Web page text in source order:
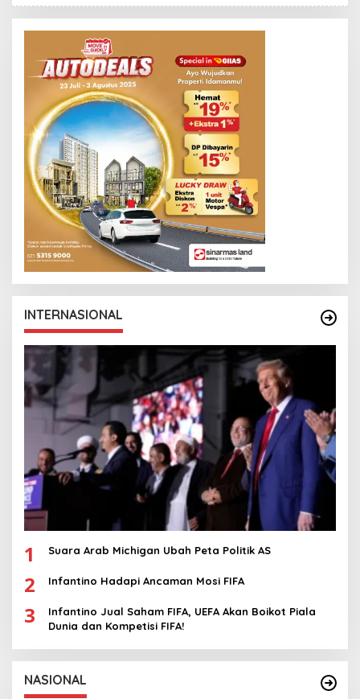
E
H
Y
T
I
W
S
L
I
K
INTERNASIONAL
1 Suara Arab Michigan Ubah Peta Politik AS
2 Infantino Hadapi Ancaman Mosi FIFA
3
Infantino Jual Saham FIFA, UEFA Akan Boikot Piala
Dunia dan Kompetisi FIFA!
NASIONAL